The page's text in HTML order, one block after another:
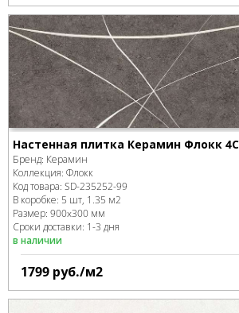
Настенная плитка Керамин Флокк 4С
Бренд: Керамин
Коллекция: Флокк
Код товара: SD-235252-99
В коробке: 5 шт, 1.35 м2
Размер: 900x300 мм
Сроки доставки: 1-3 дня
в наличии
1799 руб./м2